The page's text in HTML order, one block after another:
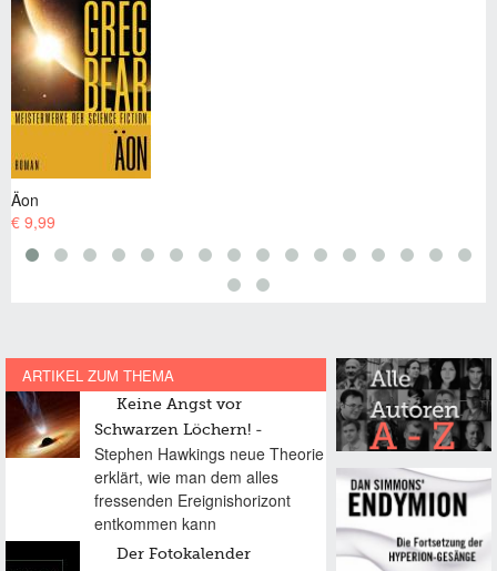
ARTIKEL ZUM THEMA
Keine Angst vor
Schwarzen Löchern!
Stephen Hawkings neue Theorie
erklärt, wie man dem alles
fressenden Ereignishorizont
entkommen kann
Der Fotokalender